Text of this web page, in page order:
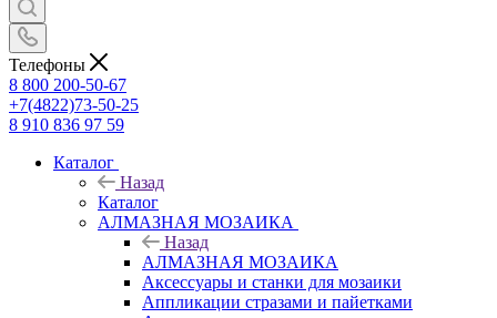
Телефоны
8 800 200-50-67
+7(4822)73-50-25
8 910 836 97 59
Каталог
Назад
Каталог
АЛМАЗНАЯ МОЗАИКА
Назад
АЛМАЗНАЯ МОЗАИКА
Аксессуары и станки для мозаики
Аппликации стразами и пайетками